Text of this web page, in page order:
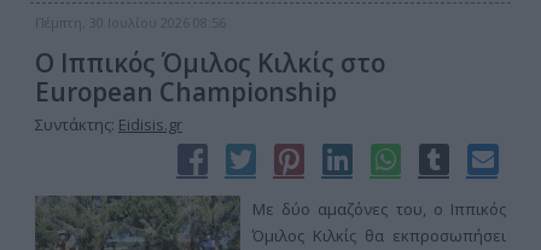
Πέμπτη, 30 Ιουλίου 2026 08:56
Ο Ιππικός Όμιλος Κιλκίς στο
European Championship
Συντάκτης: Eidisis.gr
Με δύο αμαζόνες του, ο Ιππικός
Όμιλος Κιλκίς θα εκπροσωπήσει